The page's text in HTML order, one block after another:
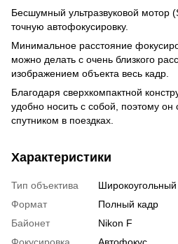
Бесшумный ультразвуковой мотор
точную автофокусировку.
Минимальное расстояние
можно делать с очень близкого
изображением объекта весь кадр.
Благодаря сверхкомпактной
удобно носить с собой, поэтому он
спутником в поездках.
Характеристики
Тип объектива
Широкоугольный
Формат
Полный кадр
Байонет
Nikon F
Фокусировка
Автофокус